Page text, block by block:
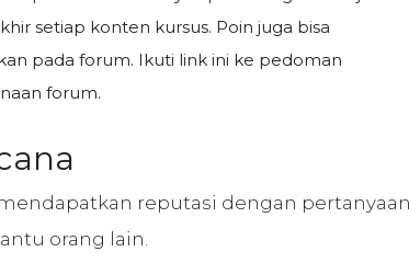
setiap konten kursus. Poin juga bisa
pada forum. Ikuti link ini ke pedoman
forum.
reputasi dengan
orang lain.